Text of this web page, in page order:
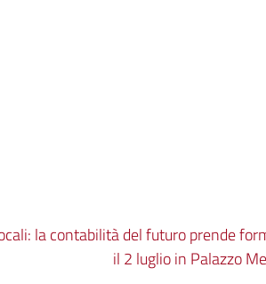
la contabilità del futuro prende
il 2 luglio in Palazzo